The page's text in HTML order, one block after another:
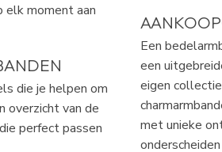
elk moment aan
die je helpen om
overzicht van de
perfect passen
Een
een
eigen
met unieke